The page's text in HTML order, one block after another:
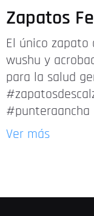
Zapatos
El único zapato
wushu y
para la salud
#punteraancha
Ver más